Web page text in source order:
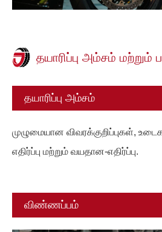
தயாரிப்பு அம்சம் மற்றும்
தயாரிப்பு அம்சம்
முழுமையான விவரக்குறிப்புகள்,
எதிர்ப்பு மற்றும் வயதான-எதிர்ப்பு.
விண்ணப்பம்